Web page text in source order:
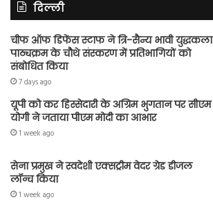
दिल्ली
चीफ ऑफ डिफेंस स्टाफ ने त्रि-सैन्य भावी युद्धकला
पाठ्यक्रम के चौथे संस्करण में प्रतिभागियों को
संबोधित किया
7 days ago
यूपी को कर हिस्सेदारी के अग्रिम भुगतान पर सीएम
योगी ने जताया पीएम मोदी का आभार
1 week ago
सेना प्रमुख ने स्वदेशी एक्सट्रीम वेदर ग्रेड डीजल
लॉन्च किया
1 week ago